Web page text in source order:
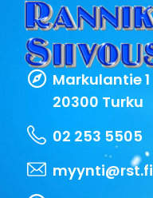
Markulantie 1
20300 Turku
02 253 5505
myynti@rst.fi